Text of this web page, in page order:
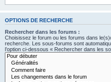
OPTIONS DE RECHERCHE
Rechercher dans les forums :
Choisissez le forum ou les forums dans
recherche. Les sous-forums sont
l’option ci-dessous « Rechercher dans les